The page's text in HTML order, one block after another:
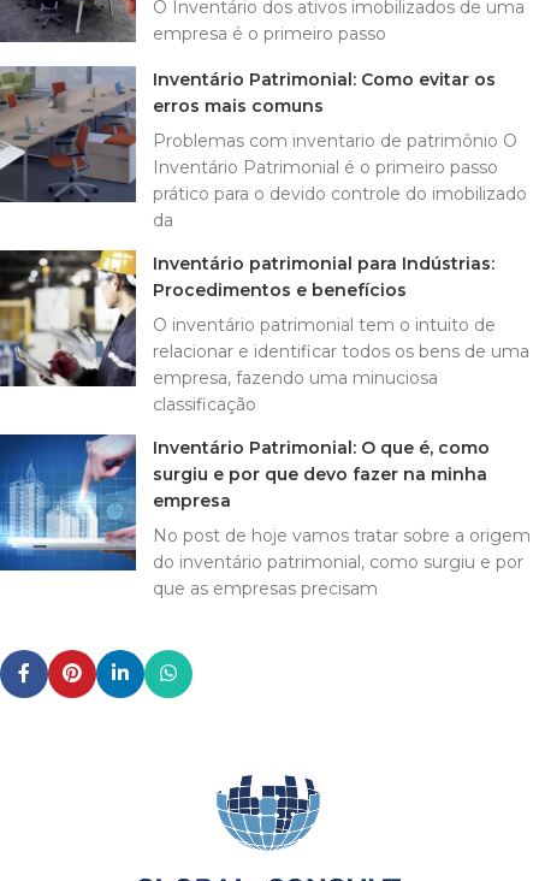
O Inventário dos ativos imobilizados de uma
empresa é o primeiro passo
Inventário Patrimonial: Como evitar os
erros mais comuns
Problemas com inventario de patrimônio O
Inventário Patrimonial é o primeiro passo
prático para o devido controle do imobilizado
da
Inventário patrimonial para Indústrias:
Procedimentos e benefícios
O inventário patrimonial tem o intuito de
relacionar e identificar todos os bens de uma
empresa, fazendo uma minuciosa
classificação
Inventário Patrimonial: O que é, como
surgiu e por que devo fazer na minha
empresa
No post de hoje vamos tratar sobre a origem
do inventário patrimonial, como surgiu e por
que as empresas precisam